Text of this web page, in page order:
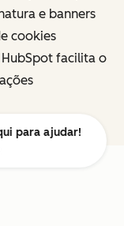
e banners
cookies
facilita o
para ajudar!